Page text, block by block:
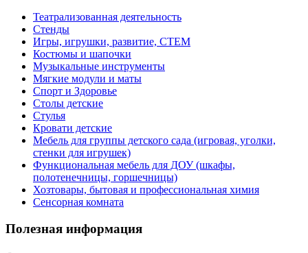
Театрализованная деятельность
Стенды
Игры, игрушки, развитие, СТЕМ
Костюмы и шапочки
Музыкальные инструменты
Мягкие модули и маты
Спорт и Здоровье
Столы детские
Стулья
Кровати детские
Мебель для группы детского сада (игровая, уголки,
стенки для игрушек)
Функциональная мебель для ДОУ (шкафы,
полотенечницы, горшечницы)
Хозтовары, бытовая и профессиональная химия
Сенсорная комната
Полезная информация